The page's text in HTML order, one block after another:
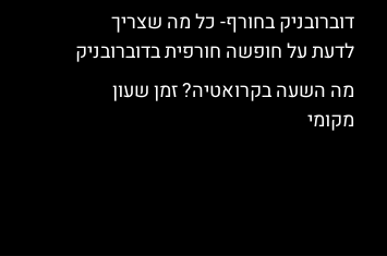
דוברובניק בחורף- כל מה שצריך
לדעת על חופשה חורפית בדוברובניק
מה השעה בקרואטיה? זמן שעון
מקומי